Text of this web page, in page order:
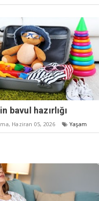
bavul hazırlığı
Haziran 05, 2026 Yaşam